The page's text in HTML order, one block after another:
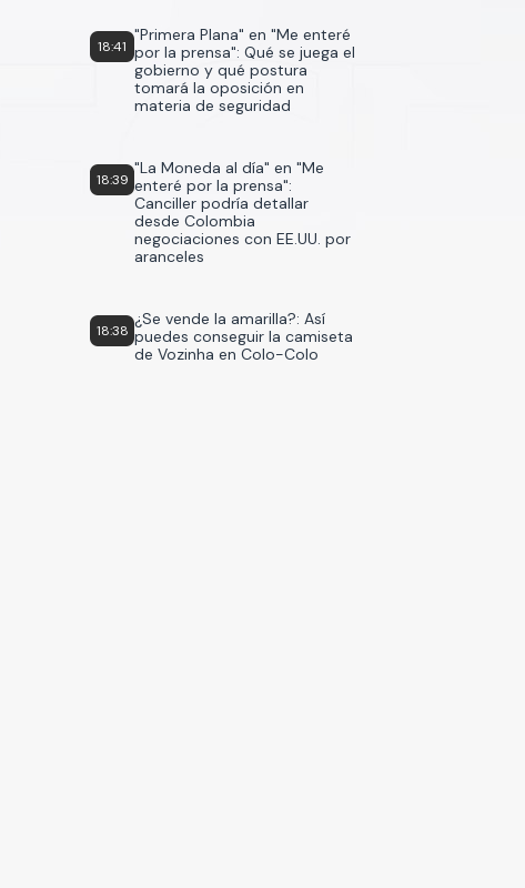
18:41
"Primera Plana" en "Me enteré
por la prensa": Qué se juega el
gobierno y qué postura
tomará la oposición en
materia de seguridad
18:39
"La Moneda al día" en "Me
enteré por la prensa":
Canciller podría detallar
desde Colombia
negociaciones con EE.UU. por
aranceles
18:38
¿Se vende la amarilla?: Así
puedes conseguir la camiseta
de Vozinha en Colo-Colo